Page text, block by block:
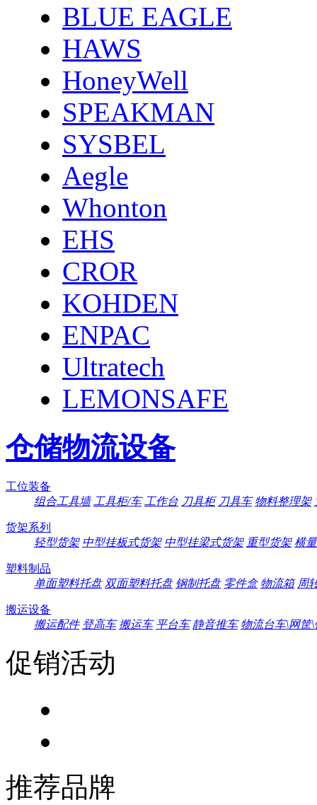
BLUE EAGLE
HAWS
HoneyWell
SPEAKMAN
SYSBEL
Aegle
Whonton
EHS
CROR
KOHDEN
ENPAC
Ultratech
LEMONSAFE
仓储物流设备
工位装备
组合工具墙 工具柜/车 工作台 刀具柜 刀具车 物料整理架
货架系列
轻型货架 中型挂板式货架 中型挂梁式货架 重型货架 横
塑料制品
单面塑料托盘 双面塑料托盘 钢制托盘 零件盒 物流箱 周
搬运设备
搬运配件 登高车 搬运车 平台车 静音推车 物流台车\网筐
促销活动
推荐品牌